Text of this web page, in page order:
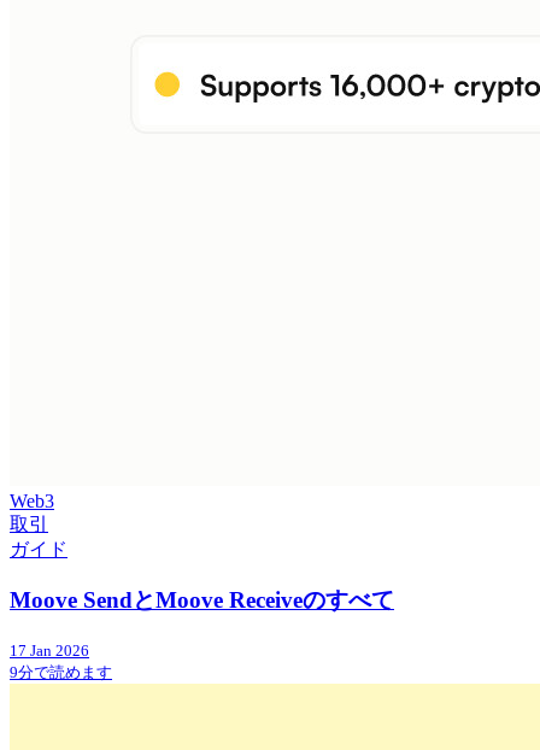
Web3
取引
ガイド
Moove SendとMoove Receiveのすべて
17 Jan 2026
9分で読めます